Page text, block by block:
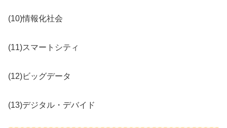
(10)情報化社会
(11)スマートシティ
(12)ビッグデータ
(13)デジタル・デバイド